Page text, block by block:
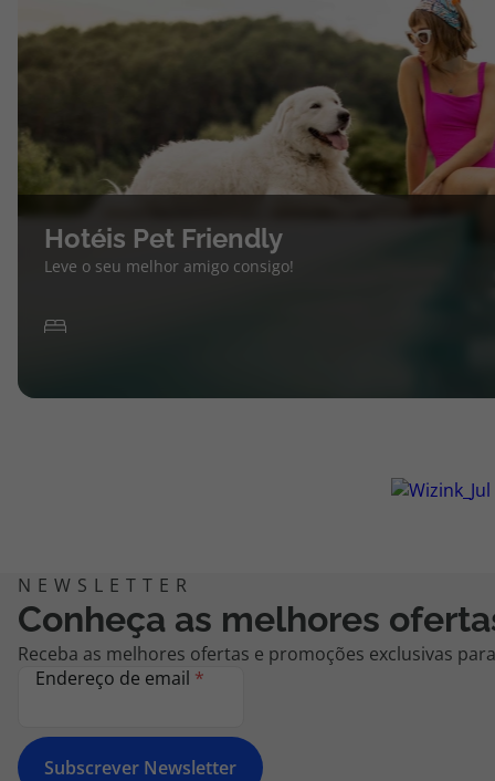
Hotéis Pet Friendly
Leve o seu melhor amigo consigo!
Conheça as melhores
Receba as melhores ofertas e promoções exclusivas
Endereço de email *
Subscrever Newsletter